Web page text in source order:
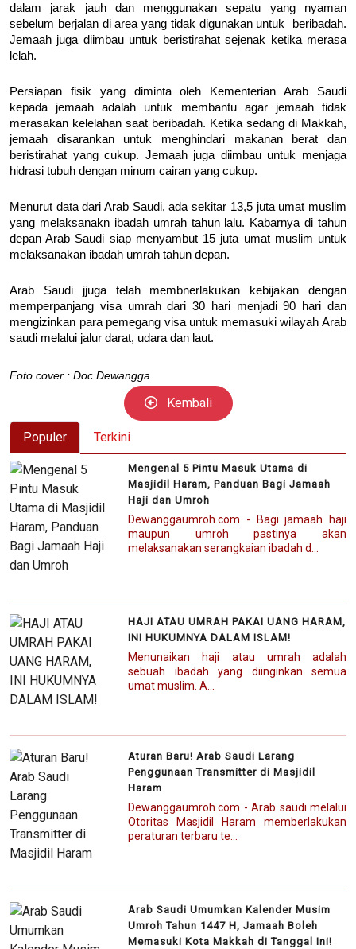
dalam jarak jauh dan menggunakan sepatu yang nyaman
sebelum berjalan di area yang tidak digunakan untuk beribadah.
Jemaah juga diimbau untuk beristirahat sejenak ketika merasa
lelah.
Persiapan fisik yang diminta oleh Kementerian Arab Saudi
kepada jemaah adalah untuk membantu agar jemaah tidak
merasakan kelelahan saat beribadah. Ketika sedang di Makkah,
jemaah disarankan untuk menghindari makanan berat dan
beristirahat yang cukup. Jemaah juga diimbau untuk menjaga
hidrasi tubuh dengan minum cairan yang cukup.
Menurut data dari Arab Saudi, ada sekitar 13,5 juta umat muslim
yang melaksanakn ibadah umrah tahun lalu. Kabarnya di tahun
depan Arab Saudi siap menyambut 15 juta umat muslim untuk
melaksanakan ibadah umrah tahun depan.
Arab Saudi jjuga telah membnerlakukan kebijakan dengan
memperpanjang visa umrah dari 30 hari menjadi 90 hari dan
mengizinkan para pemegang visa untuk memasuki wilayah Arab
saudi melalui jalur darat, udara dan laut.
Foto cover : Doc Dewangga
Kembali
Populer Terkini
Mengenal 5 Pintu Masuk Utama di
Masjidil Haram, Panduan Bagi Jamaah
Haji dan Umroh
Dewanggaumroh.com - Bagi jamaah haji
maupun umroh pastinya akan
melaksanakan serangkaian ibadah d...
HAJI ATAU UMRAH PAKAI UANG HARAM,
INI HUKUMNYA DALAM ISLAM!
Menunaikan haji atau umrah adalah
sebuah ibadah yang diinginkan semua
umat muslim. A...
Aturan Baru! Arab Saudi Larang
Penggunaan Transmitter di Masjidil
Haram
Dewanggaumroh.com - Arab saudi melalui
Otoritas Masjidil Haram memberlakukan
peraturan terbaru te...
Arab Saudi Umumkan Kalender Musim
Umroh Tahun 1447 H, Jamaah Boleh
Memasuki Kota Makkah di Tanggal Ini!